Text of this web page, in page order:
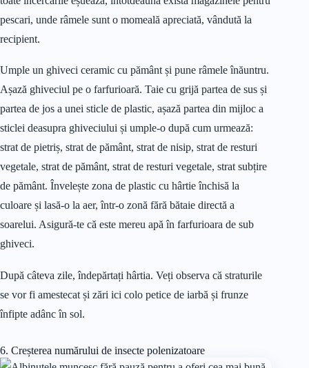
pescari, unde râmele sunt o momeală apreciată, vândută la
recipient.
Umple un ghiveci ceramic cu pământ și pune râmele înăuntru.
Așază ghiveciul pe o farfurioară. Taie cu grijă partea de sus și
partea de jos a unei sticle de plastic, așază partea din mijloc a
sticlei deasupra ghiveciului și umple-o după cum urmează:
strat de pietriș, strat de pământ, strat de nisip, strat de resturi
vegetale, strat de pământ, strat de resturi vegetale, strat subțire
de pământ. Învelește zona de plastic cu hârtie închisă la
culoare și lasă-o la aer, într-o zonă fără bătaie directă a
soarelui. Asigură-te că este mereu apă în farfurioara de sub
ghiveci.
După câteva zile, îndepărtați hârtia. Veți observa că straturile
se vor fi amestecat și zări ici colo petice de iarbă și frunze
înfipte adânc în sol.
6. Creșterea numărului de insecte polenizatoare